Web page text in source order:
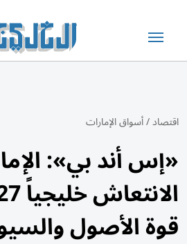
اقتصاد/أسواق الإمارات
«إس أند بي»:
قوة الأصول